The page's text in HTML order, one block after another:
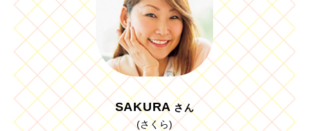
SAKURA さん
(さくら)